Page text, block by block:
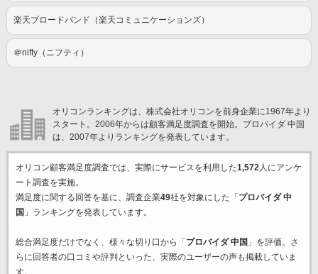
楽天ブロードバンド（楽天コミュニケーションズ）
＠nifty（ニフティ）
オリコンランキングは、株式会社オリコンを前身企業に1967年より
スタート。2006年からは顧客満足度調査を開始。プロバイダ 中国
は、2007年よりランキングを発表しています。
オリコン顧客満足度調査では、実際にサービスを利用した1,572人にアンケ
ート調査を実施。
満足度に関する回答を基に、調査企業49社を対象にした「 プロバイダ 中
国 」ランキングを発表しています。
総合満足度だけでなく、様々な切り口から「 プロバイダ 中国 」を評価。さ
らに回答者の口コミや評判といった、実際のユーザーの声も掲載していま
す。